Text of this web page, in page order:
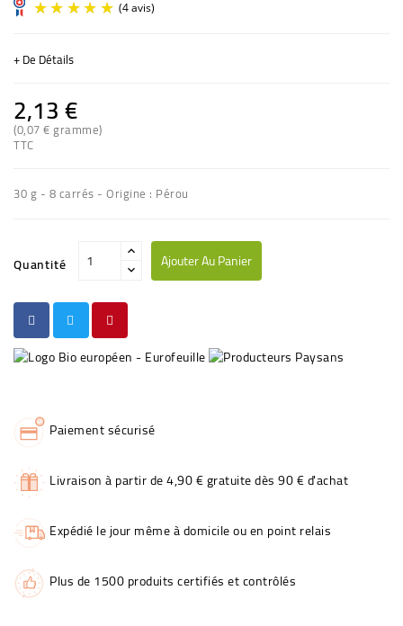
+ De Détails
2,13 €
(0,07 € gramme)
TTC
30 g - 8 carrés - Origine : Pérou
Quantité Ajouter Au Panier
Paiement sécurisé
Livraison à partir de 4,90 € gratuite dès 90 € d'achat
Expédié le jour même à domicile ou en point relais
Plus de 1500 produits certifiés et contrôlés